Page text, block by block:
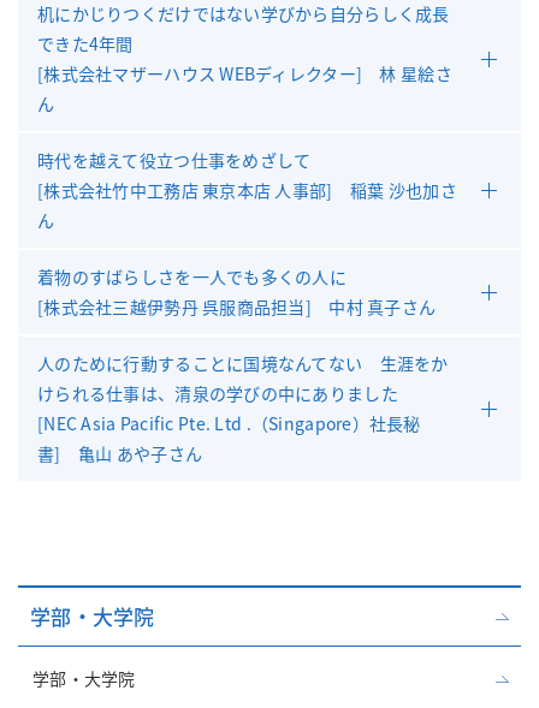
机にかじりつくだけではない学びから自分らしく成長
できた4年間
[株式会社マザーハウス WEBディレクター] 林 星絵さ
ん
時代を越えて役立つ仕事をめざして
[株式会社竹中工務店 東京本店 人事部] 稲葉 沙也加さ
ん
着物のすばらしさを一人でも多くの人に
[株式会社三越伊勢丹 呉服商品担当] 中村 真子さん
人のために行動することに国境なんてない 生涯をか
けられる仕事は、清泉の学びの中にありました
[NEC Asia Pacific Pte. Ltd .（Singapore）社長秘
書] 亀山 あや子さん
学部・大学院
学部・大学院